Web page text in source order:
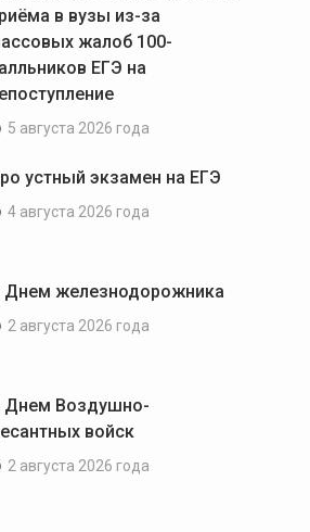
в вузы из-за
жалоб 100-
ЕГЭ на
5 августа 2026 года
устный экзамен на ЕГЭ
4 августа 2026 года
Днем железнодорожника
2 августа 2026 года
Днем Воздушно-
войск
2 августа 2026 года